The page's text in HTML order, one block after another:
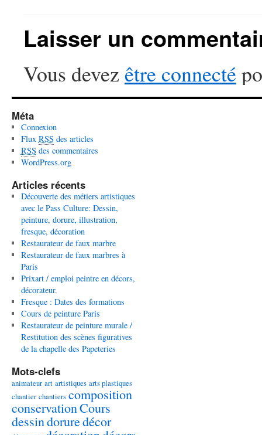
Laisser un
Vous devez être connecté
Méta
Connexion
Flux RSS des articles
RSS des commentaires
WordPress.org
Articles récents
Découverte des métiers artistiques
avec le Pass Culture: Dessin,
peinture, dorure, illustration,
fresque, décoration
Restaurateur de faux marbre
Restaurateur de faux marbres à
Paris
Prixart / emploi peintre en décors,
décorateur.
Fresque : Dates des formations
Cours de peinture Paris
Restaurateur de peinture murale /
Restitution des scènes figuratives
de la chapelle des Papeteries
Mots-clefs
animateur art artistiques arts plastiques
chantier chantiers composition
conservationCours
dessindoruredécor